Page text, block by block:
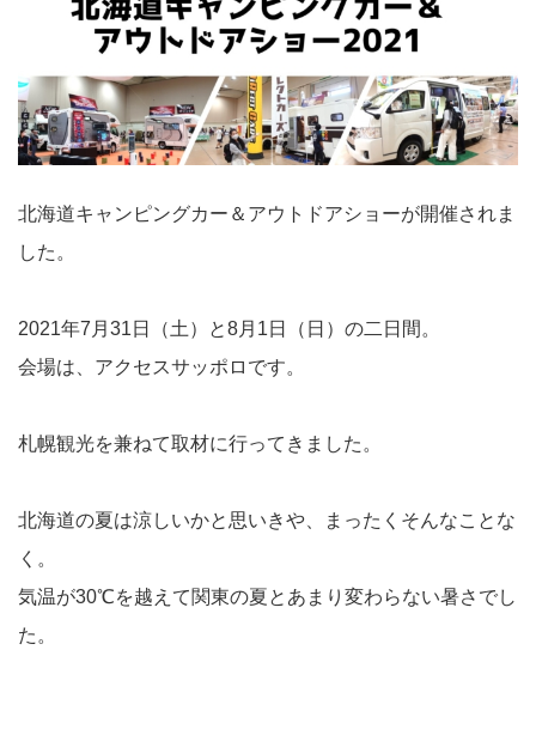
北海道キャンピングカー＆アウトドアショーが開催されま
した。
2021年7月31日（土）と8月1日（日）の二日間。
会場は、アクセスサッポロです。
札幌観光を兼ねて取材に行ってきました。
北海道の夏は涼しいかと思いきや、まったくそんなことな
く。
気温が30℃を越えて関東の夏とあまり変わらない暑さでし
た。